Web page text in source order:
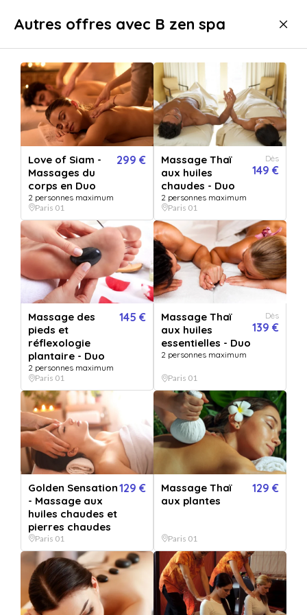
Bien-être Massage Massage PARIS-01
Afficher toutes
les images
Massage Thaï Traditionnel
Vendu parB zen spa
Une séance de massage Thaï traditionnel.
Massage Thaï Traditionnel + 29 OFFRES
VERSION
1h
QUANTITÉ
1 bon(s)
PERSONNALISATION
Pour :
De la part de :
Message :
VERSION IMPRIMÉE €
Autres offres avec B zen spa
Love of Siam -
Massages du
corps en Duo
2 personnes maximum
299 €
Paris 01
Massage Thaï
aux huiles
chaudes - Duo
2 personnes maximum
Dès
149 €
Paris 01
Massage des
pieds et
réflexologie
plantaire - Duo
2 personnes maximum
145 €
Paris 01
Massage Thaï
aux huiles
essentielles - Duo
2 personnes maximum
Dès
139 €
Paris 01
Golden Sensation
- Massage aux
huiles chaudes et
pierres chaudes
129 €
Paris 01
Massage Thaï
aux plantes
129 €
Paris 01